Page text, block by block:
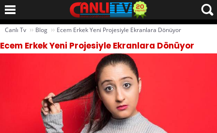
Canlı Tv ›› Blog ›› Ecem Erkek Yeni Projesiyle Ekranlara Dönüyor
Ecem Erkek Yeni Projesiyle Ekranlara Dönüyor